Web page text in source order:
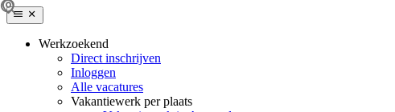
Werkzoekend
Direct inschrijven
Inloggen
Alle vacatures
Vakantiewerk per plaats